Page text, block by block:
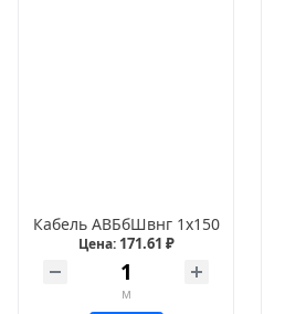
Кабель АВБбШвнг 1х150
Цена: 171.61 ₽
м